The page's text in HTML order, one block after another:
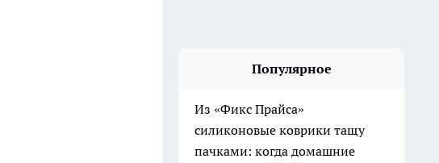
Популярное
Из «Фикс Прайса»
силиконовые коврики тащу
пачками: когда домашние